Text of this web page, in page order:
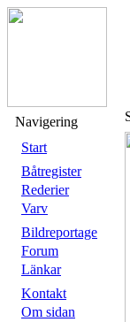
Navigering
Start
Båtregister
Rederier
Varv
Bildreportage
Forum
Länkar
Kontakt
Om sidan